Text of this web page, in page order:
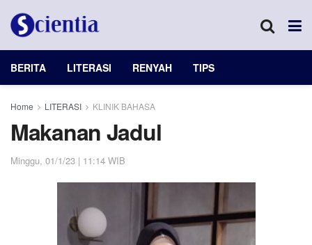
BERITA LITERASI RENYAH TIPS
Home LITERASI KLINIK BAHASA
Makanan Jadul
Minggu, 01/1/23 | 11:14 WIB